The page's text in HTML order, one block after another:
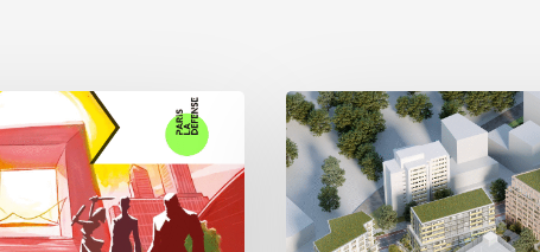
Avec
5
actes
signés
pour